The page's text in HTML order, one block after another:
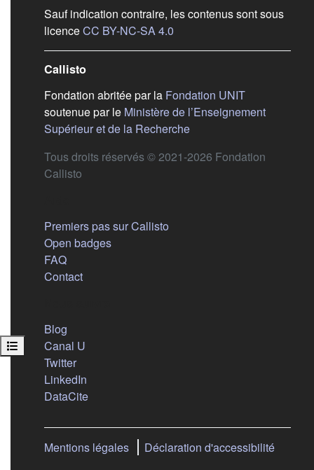
Ouvrir l’index du cours
Sauf indication contraire, les contenus sont sous
licenceCC BY-NC-SA 4.0
Callisto
Fondation abritée par la Fondation UNIT(s'ouvre
soutenue par le Ministère de l’Enseignement
Supérieur et de la Recherche(s'ouvre dans un nouvel
Tous droits réservés © 2021-2026 Fondation
Callisto
Premiers pas sur Callisto
Open badges
FAQ
Contact
Blog
Canal U
Twitter(s'ouvre dans un nouvel onglet)
LinkedIn
DataCite(s'ouvre dans un nouvel onglet)
Mentions légales Déclaration d'accessibilité